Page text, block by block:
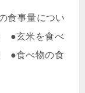
食事量につい
●玄米を食べ
●食べ物の食